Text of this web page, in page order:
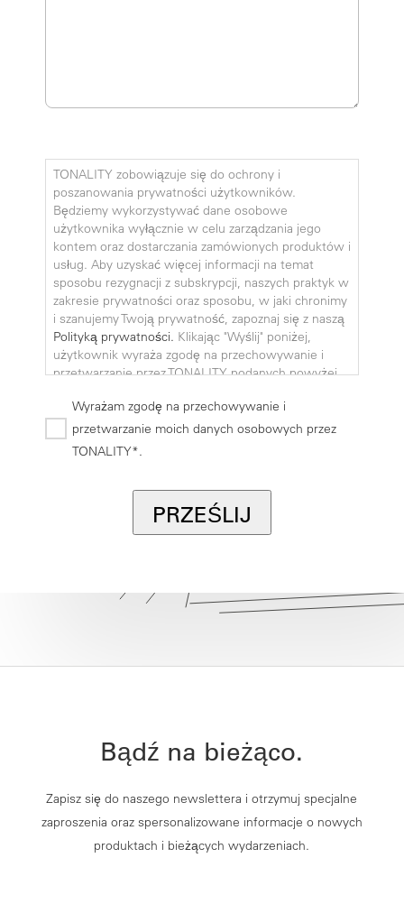
TONALITY zobowiązuje się do ochrony i
poszanowania prywatności użytkowników.
Będziemy wykorzystywać dane osobowe
użytkownika wyłącznie w celu zarządzania jego
kontem oraz dostarczania zamówionych produktów i
usług. Aby uzyskać więcej informacji na temat
sposobu rezygnacji z subskrypcji, naszych praktyk w
zakresie prywatności oraz sposobu, w jaki chronimy
i szanujemy Twoją prywatność, zapoznaj się z naszą
Polityką prywatności. Klikając "Wyślij" poniżej,
użytkownik wyraża zgodę na przechowywanie i
przetwarzanie przez TONALITY podanych powyżej
żądanych treści.
Wyrażam zgodę na przechowywanie i
przetwarzanie moich danych osobowych przez
TONALITY*.
PRZEŚLIJ
Bądź na bieżąco.
Zapisz się do naszego newslettera i otrzymuj specjalne
zaproszenia oraz spersonalizowane informacje o nowych
produktach i bieżących wydarzeniach.